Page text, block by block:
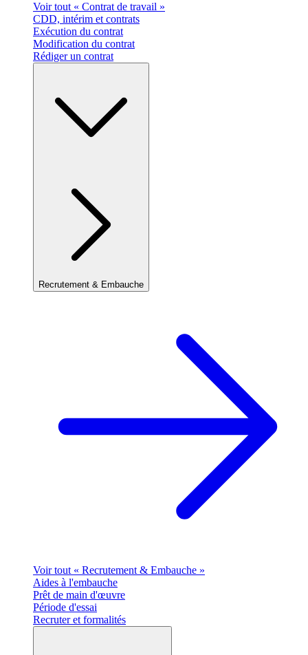
Voir tout « Contrat de travail »
CDD, intérim et contrats
Exécution du contrat
Modification du contrat
Rédiger un contrat
Recrutement & Embauche
Voir tout « Recrutement & Embauche »
Aides à l'embauche
Prêt de main d'œuvre
Période d'essai
Recruter et formalités